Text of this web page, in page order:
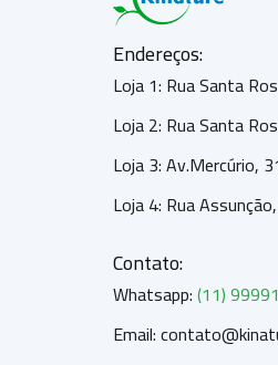
Endereços:
Loja 1: Rua Santa
Loja 2: Rua Santa
Loja 3: Av.Mercúrio,
Loja 4: Rua
Contato:
Whatsapp:(11)
Email: